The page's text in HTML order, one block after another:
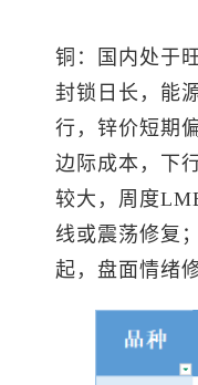
铜：国内处于
封锁日长，能
行，锌价短期
边际成本，下
较大，周度
线或震荡修复
起，盘面情绪